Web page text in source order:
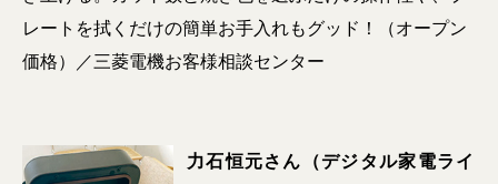
レートを拭くだけの簡単お手入れもグッド！（オープン
価格）／三菱電機お客様相談センター
力石恒元さん（デジタル家電ライ